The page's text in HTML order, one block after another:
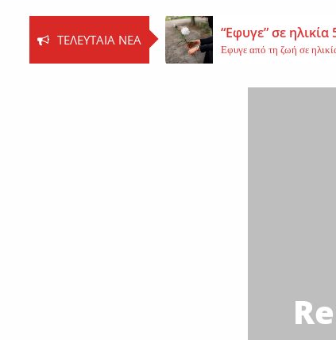
ΤΕΛΕΥΤΑΊΑ ΝΈΑ “Εφυγε” σε
Εφυγε από τη ζωή σε
Βοιωτία: Νεκρός